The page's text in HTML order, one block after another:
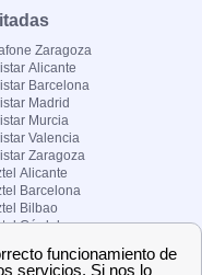
Zaragoza
Alicante
Barcelona
Madrid
Murcia
Valencia
Zaragoza
Alicante
Barcelona
Bilbao
Córdoba
Málaga